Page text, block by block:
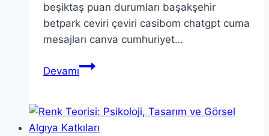
beşiktaş puan durumları başakşehir
betpark ceviri çeviri casibom chatgpt cuma
mesajları canva cumhuriyet…
Devamıaltın
ara
tatil